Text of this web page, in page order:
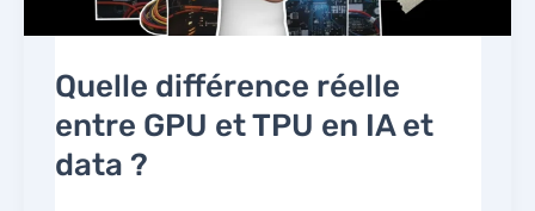
Quelle différence réelle
entre GPU et TPU en IA et
data ?